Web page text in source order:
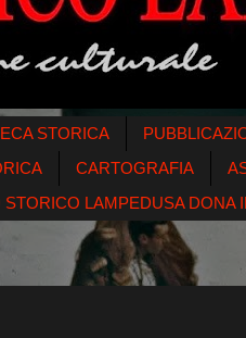
STORICA
CARTOGRAFIA
LAMPEDUSA DONA